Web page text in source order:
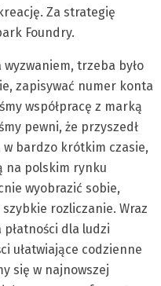
Za strategię
Foundry.
trzeba było
zapisywać numer konta
współpracę z marką
pewni, że przyszedł
w bardzo krótkim czasie,
na polskim rynku
wyobrazić sobie,
rozliczanie. Wraz
płatności dla ludzi
ułatwiające codzienne
się w najnowszej